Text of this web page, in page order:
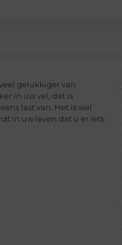
gelukkiger van
in uw vel, dat is
last van. Het is wel
in uw leven dat u er iets